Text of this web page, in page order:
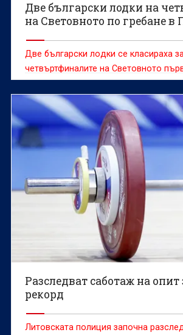
Две български лодки на
на Световното по гребане в
Две български лодки се класираха
четвъртфиналите на Световното
гребане за мъже и жени до 19
провежда в Пловдив.
Разследват саботаж на опит
рекорд
Литовската полиция започна